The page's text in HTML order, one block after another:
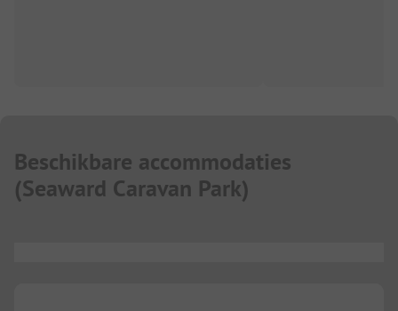
Beschikbare accommodaties
(Seaward Caravan Park)